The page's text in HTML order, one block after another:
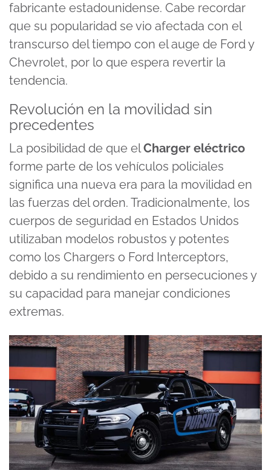
fabricante estadounidense. Cabe recordar
que su popularidad se vio afectada con el
transcurso del tiempo con el auge de Ford y
Chevrolet, por lo que espera revertir la
tendencia.
Revolución en la movilidad sin
precedentes
La posibilidad de que elCharger eléctrico
forme parte de los vehículos policiales
significa una nueva era para la movilidad en
las fuerzas del orden. Tradicionalmente, los
cuerpos de seguridad en Estados Unidos
utilizaban modelos robustos y potentes
como los Chargers o Ford Interceptors,
debido a su rendimiento en persecuciones y
su capacidad para manejar condiciones
extremas.